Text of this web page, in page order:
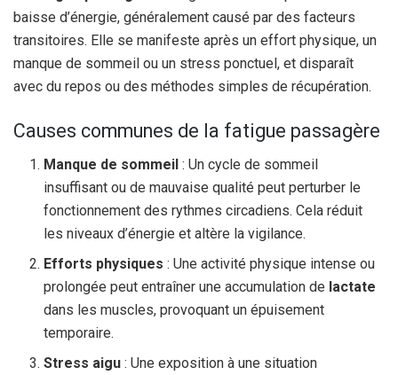
baisse d’énergie, généralement causé par des facteurs
transitoires. Elle se manifeste après un effort physique, un
manque de sommeil ou un stress ponctuel, et disparaît
avec du repos ou des méthodes simples de récupération.
Causes communes de la fatigue passagère
Manque de sommeil : Un cycle de sommeil
insuffisant ou de mauvaise qualité peut perturber le
fonctionnement des rythmes circadiens. Cela réduit
les niveaux d’énergie et altère la vigilance.
Efforts physiques : Une activité physique intense ou
prolongée peut entraîner une accumulation de lactate
dans les muscles, provoquant un épuisement
temporaire.
Stress aigu : Une exposition à une situation